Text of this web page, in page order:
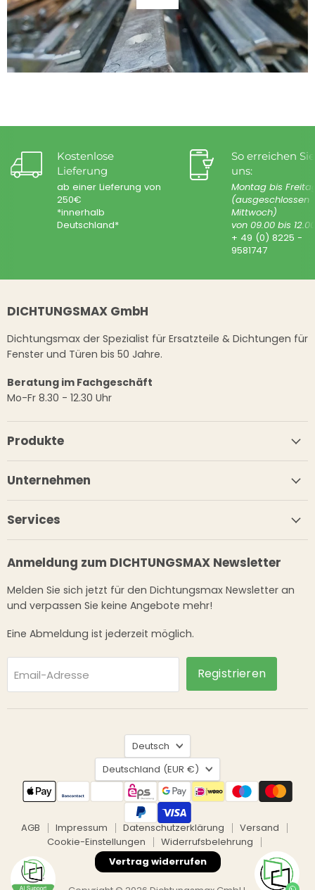
Kostenlose
Lieferung
ab einer Lieferung von
250€
*innerhalb
Deutschland*
So erreichen Sie
uns:
Montag bis
(ausgeschlossen
Mittwoch)
von 09.00 bis
+ 49 (0) 8225 -
9581747
DICHTUNGSMAX GmbH
Dichtungsmax der Spezialist für Ersatzteile & Dichtungen für
Fenster und Türen bis 50 Jahre.
Beratung im Fachgeschäft
Mo-Fr 8.30 - 12.30 Uhr
Produkte
Unternehmen
Services
Anmeldung zum DICHTUNGSMAX Newsletter
Melden Sie sich jetzt für den Dichtungsmax Newsletter an
und verpassen Sie keine Angebote mehr!
Eine Abmeldung ist jederzeit möglich.
Email-Adresse Registrieren
Sprache
Deutsch
Land
Deutschland (EUR €)
AGB Impressum Datenschutzerklärung
Versand
Cookie-Einstellungen
Widerrufsbelehrung
Vertrag widerrufen